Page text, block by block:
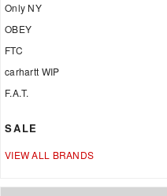
Only NY
OBEY
FTC
carhartt WIP
F.A.T.
SALE
VIEW ALL BRANDS